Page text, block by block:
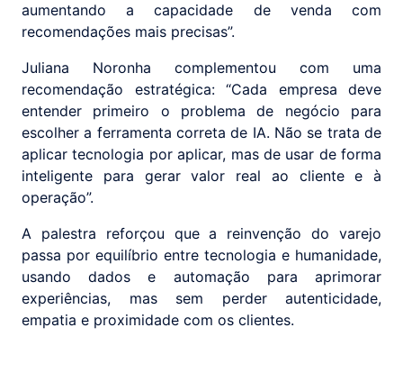
aumentando a capacidade de venda com
recomendações mais precisas”.
Juliana Noronha complementou com uma
recomendação estratégica: “Cada empresa deve
entender primeiro o problema de negócio para
escolher a ferramenta correta de IA. Não se trata de
aplicar tecnologia por aplicar, mas de usar de forma
inteligente para gerar valor real ao cliente e à
operação”.
A palestra reforçou que a reinvenção do varejo
passa por equilíbrio entre tecnologia e humanidade,
usando dados e automação para aprimorar
experiências, mas sem perder autenticidade,
empatia e proximidade com os clientes.